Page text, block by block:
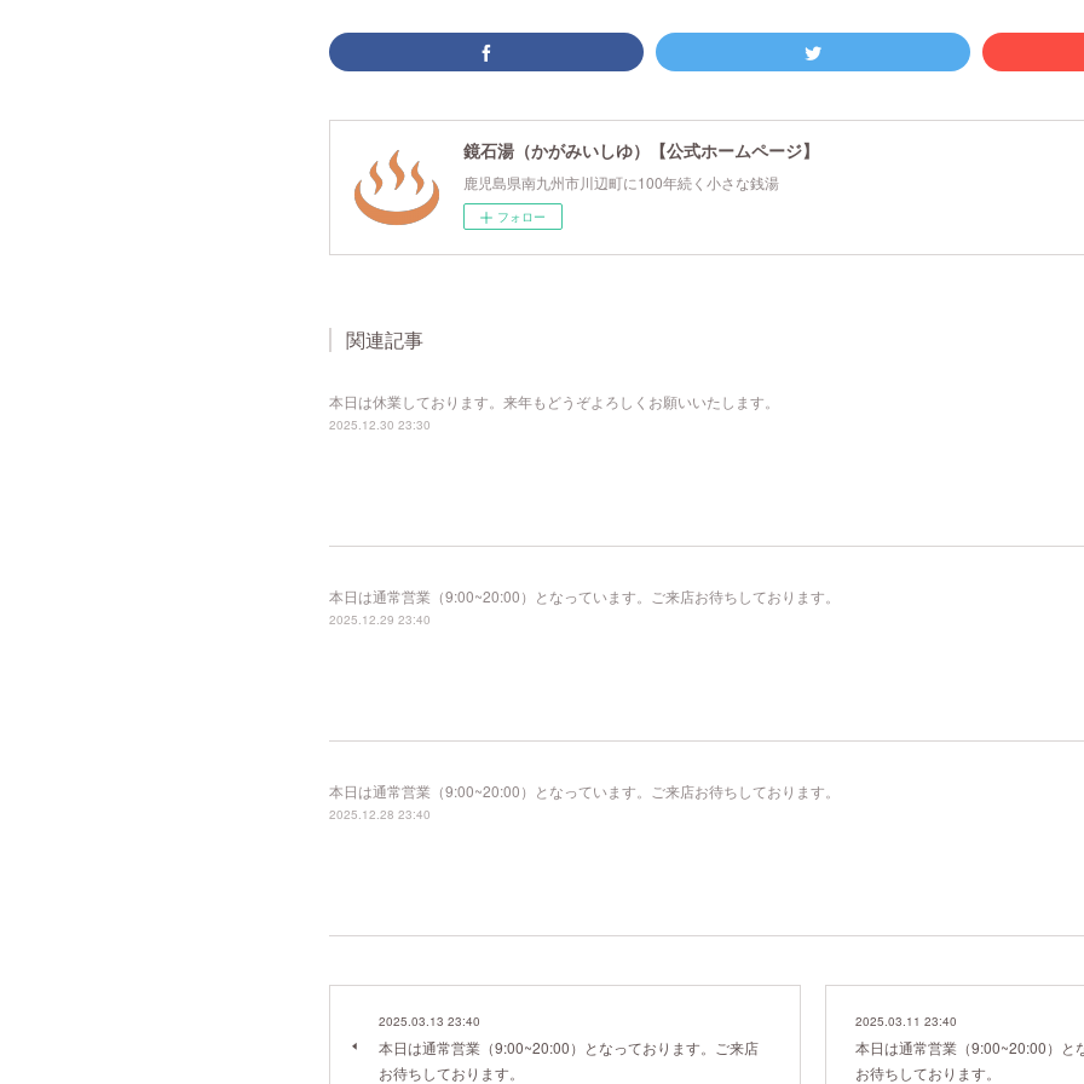
鏡石湯（かがみいしゆ）【公式ホームページ】
鹿児島県南九州市川辺町に100年続く小さな銭湯
フォロー
関連記事
本日は休業しております。来年もどうぞよろしくお願いいたします。
2025.12.30 23:30
本日は通常営業（9:00~20:00）となっています。ご来店お待ちしております。
2025.12.29 23:40
本日は通常営業（9:00~20:00）となっています。ご来店お待ちしております。
2025.12.28 23:40
2025.03.13 23:40
本日は通常営業（9:00~20:00）となっております。ご来店
お待ちしております。
2025.03.11 23:40
本日は通常営業（9:00~20:00）と
お待ちしております。